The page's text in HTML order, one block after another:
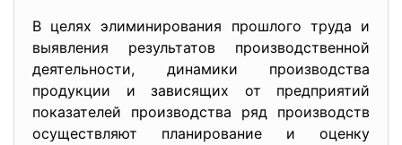
В целях элиминирования прошлого труда и
выявления результатов производственной
деятельности, динамики производства
продукции и зависящих от предприятий
показателей производства ряд производств
осуществляют планирование и оценку